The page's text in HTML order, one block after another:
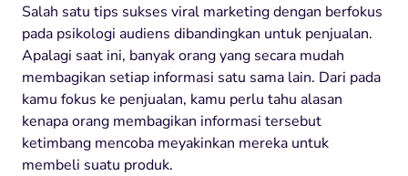
Salah satu tips sukses viral marketing dengan berfokus
pada psikologi audiens dibandingkan untuk penjualan.
Apalagi saat ini, banyak orang yang secara mudah
membagikan setiap informasi satu sama lain. Dari pada
kamu fokus ke penjualan, kamu perlu tahu alasan
kenapa orang membagikan informasi tersebut
ketimbang mencoba meyakinkan mereka untuk
membeli suatu produk.